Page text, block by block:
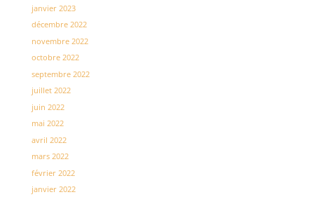
janvier 2023
décembre 2022
novembre 2022
octobre 2022
septembre 2022
juillet 2022
juin 2022
mai 2022
avril 2022
mars 2022
février 2022
janvier 2022